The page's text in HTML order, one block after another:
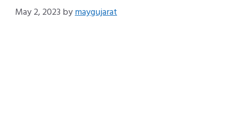
May 2, 2023 bymaygujarat